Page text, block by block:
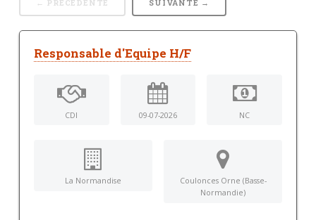
← PRÉCÉDENTE SUIVANTE →
Responsable d'Equipe H/F
CDI 09-07-2026 NC
La Normandise
Coulonces Orne (Basse-
Normandie)